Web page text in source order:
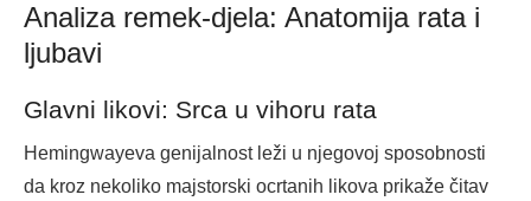
Analiza remek-djela: Anatomija rata i
ljubavi
Glavni likovi: Srca u vihoru rata
Hemingwayeva genijalnost leži u njegovoj sposobnosti
da kroz nekoliko majstorski ocrtanih likova prikaže čitav